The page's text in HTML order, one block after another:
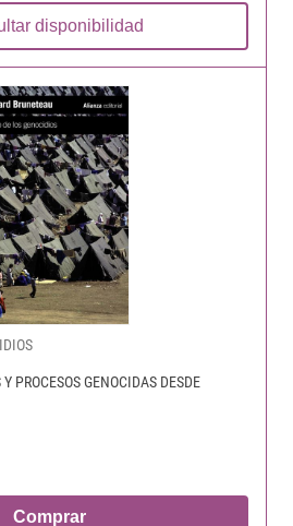
disponibilidad
PROCESOS GENOCIDAS DESDE
Comprar